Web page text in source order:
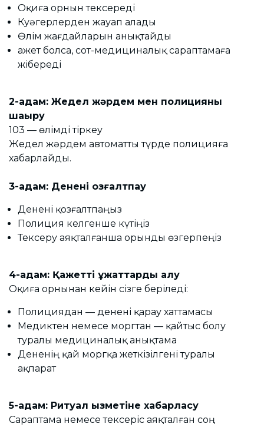
Оқиға орнын тексереді
Куәгерлерден жауап алады
Өлім жағдайларын анықтайды
Қажет болса, сот-медициналық сараптамаға
жібереді
2-қадам: Жедел жәрдем мен полицияны
шақыру
103 — өлімді тіркеу
Жедел жәрдем автоматты түрде полицияға
хабарлайды.
3-қадам: Денені қозғалтпау
Денені қозғалтпаңыз
Полиция келгенше күтіңіз
Тексеру аяқталғанша орынды өзгерпеңіз
4-қадам: Қажетті құжаттарды алу
Оқиға орнынан кейін сізге беріледі:
Полициядан — денені қарау хаттамасы
Медиктен немесе моргтан — қайтыс болу
туралы медициналық анықтама
Дененің қай моргқа жеткізілгені туралы
ақпарат
5-қадам: Ритуал қызметіне хабарласу
Сараптама немесе тексеріс аяқталған соң